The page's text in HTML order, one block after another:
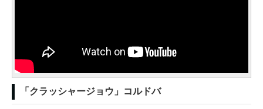
「クラッシャージョウ」コルドバ